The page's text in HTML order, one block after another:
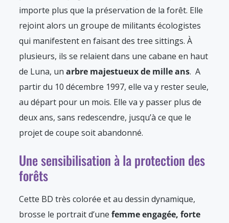
importe plus que la préservation de la forêt. Elle
rejoint alors un groupe de militants écologistes
qui manifestent en faisant des tree sittings. À
plusieurs, ils se relaient dans une cabane en haut
de Luna, un arbre majestueux de mille ans. A
partir du 10 décembre 1997, elle va y rester seule,
au départ pour un mois. Elle va y passer plus de
deux ans, sans redescendre, jusqu’à ce que le
projet de coupe soit abandonné.
Une sensibilisation à la protection des
forêts
Cette BD très colorée et au dessin dynamique,
brosse le portrait d’une femme engagée, forte